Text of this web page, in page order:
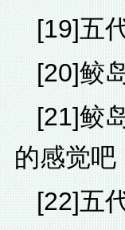
[19]五
[20]鲛
[21]鲛
的感觉吧
[22]五